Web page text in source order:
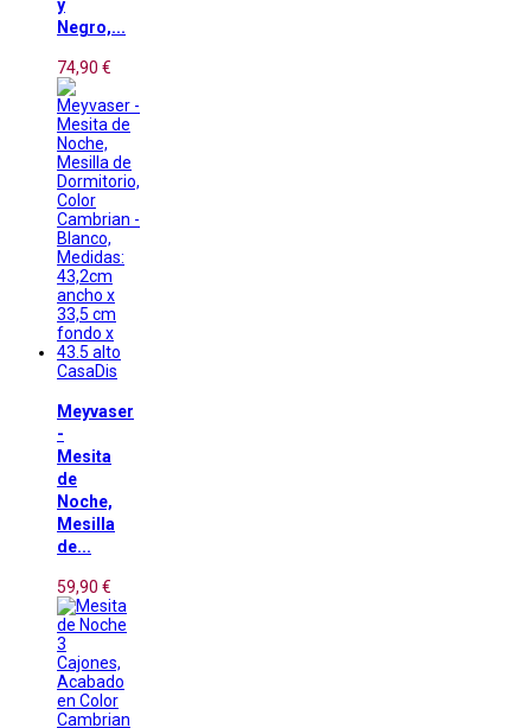
y
Negro,...
74,90 €
CasaDis
Meyvaser
-
Mesita
de
Noche,
Mesilla
de...
59,90 €